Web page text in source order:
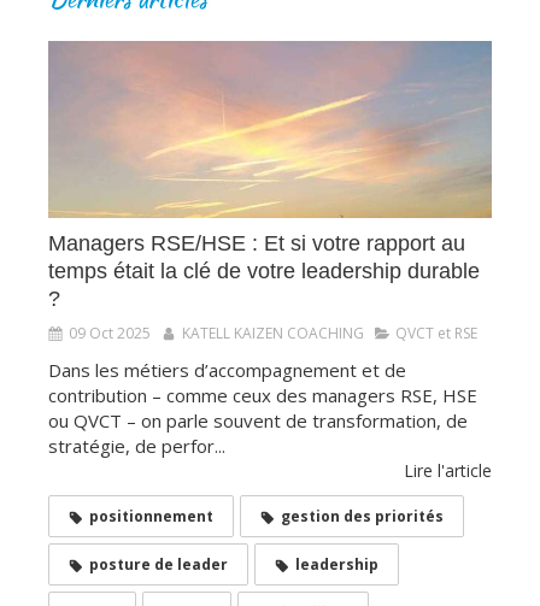
Managers RSE/HSE : Et si votre rapport au
temps était la clé de votre leadership durable
?
09 Oct 2025 KATELL KAIZEN COACHING QVCT et RSE
Dans les métiers d’accompagnement et de
contribution – comme ceux des managers RSE, HSE
ou QVCT – on parle souvent de transformation, de
stratégie, de perfor...
Lire l'article
positionnement gestion des priorités
posture de leader leadership